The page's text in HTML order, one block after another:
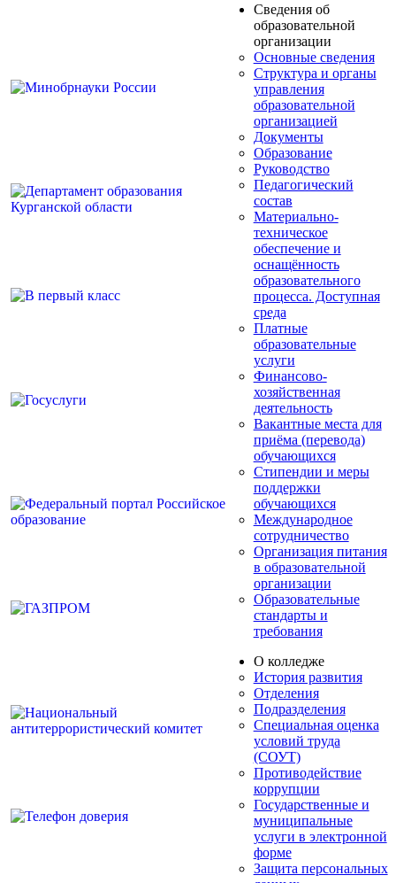
Сведения об
образовательной
организации
Основные сведения
Структура и органы
управления
образовательной
организацией
Документы
Образование
Руководство
Педагогический
состав
Материально-
техническое
обеспечение и
оснащённость
образовательного
процесса. Доступная
среда
Платные
образовательные
услуги
Финансово-
хозяйственная
деятельность
Вакантные места для
приёма (перевода)
обучающихся
Стипендии и меры
поддержки
обучающихся
Международное
сотрудничество
Организация питания
в образовательной
организации
Образовательные
стандарты и
требования
О колледже
История развития
Отделения
Подразделения
Специальная оценка
условий труда
(СОУТ)
Противодействие
коррупции
Государственные и
муниципальные
услуги в электронной
форме
Защита персональных